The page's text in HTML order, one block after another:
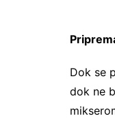
Dok se
dok ne